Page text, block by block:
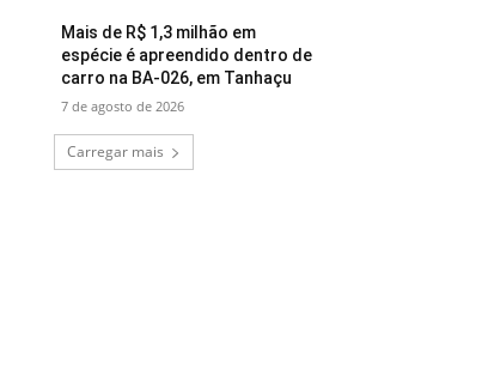
Mais de R$ 1,3 milhão em
espécie é apreendido dentro de
carro na BA-026, em Tanhaçu
7 de agosto de 2026
Carregar mais